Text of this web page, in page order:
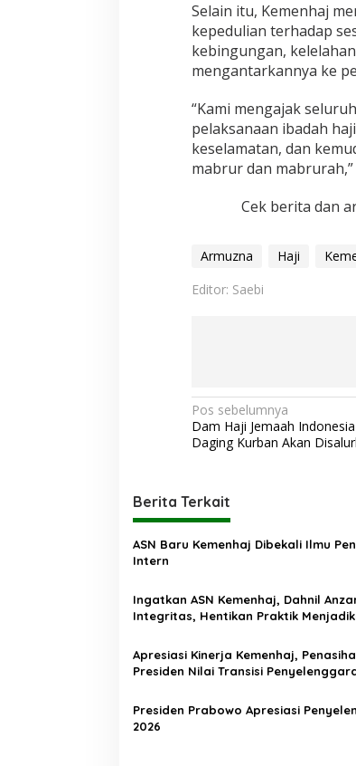
Selain itu, Kemenhaj
kepedulian terhadap
kebingungan,
mengantarkannya ke
“Kami mengajak
pelaksanaan ibadah
keselamatan, dan
mabrur dan
Cek berita dan
Armuzna Haji
Editor: Saebi
N
a
g
a
i
p
s
Pos sebelumnya
Dam Haji Jemaah
Daging Kurban Akan
Berita Terkait
ASN Baru Kemenhaj Dibekali Ilmu
Intern
Ingatkan ASN Kemenhaj, Dahnil
Integritas, Hentikan Praktik
Apresiasi Kinerja Kemenhaj,
Presiden Nilai Transisi
Presiden Prabowo Apresiasi
2026